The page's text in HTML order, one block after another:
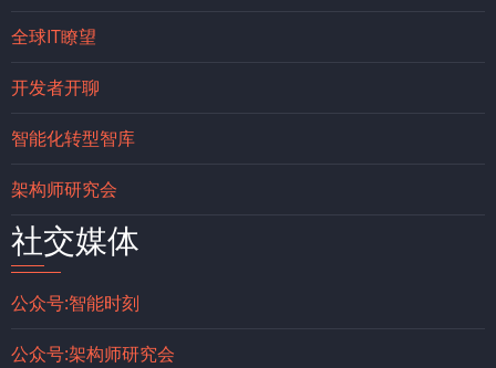
全球IT瞭望
开发者开聊
智能化转型智库
架构师研究会
社交媒体
公众号:智能时刻
公众号:架构师研究会